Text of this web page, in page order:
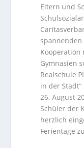
Eltern und
Kooperation
Gymnasien
Realschule
in der
26. August
Schüler der
herzlich
Ferientage